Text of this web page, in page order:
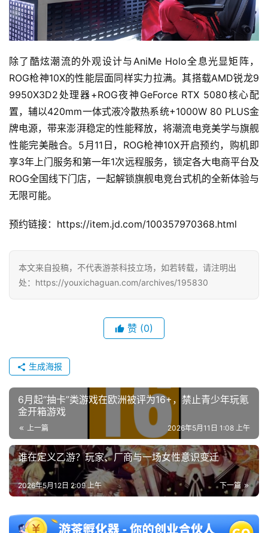
中
国
)
除了酷炫潮流的外观设计与AniMe Holo全息光显矩阵，
ROG枪神10X的性能层面同样实力拉满。其搭载AMD锐龙9
9950X3D2处理器+ROG夜神GeForce RTX 5080核心配
置，辅以420mm一体式液冷散热系统+1000W 80 PLUS金
牌电源，带来澎湃稳定的性能释放，将潮流电竞美学与旗舰
性能完美融合。5月11日，ROG枪神10X开启预约，购机即
享3年上门服务和第一年1次远程服务，锁定各大电商平台及
ROG全国线下门店，一起解锁旗舰电竞台式机的全新体验与
无限可能。
预约链接：https://item.jd.com/100357970368.html
本文来自投稿，不代表游茶科技立场，如若转载，请注明出
处：https://youxichaguan.com/archives/195830
赞 (0)
生成海报
6月起“抽卡”类游戏在欧洲被评为16+，禁止青少年玩氪
金开箱游戏
上一篇 2026年5月11日 1:08 上午
谁在定义乙游？玩家、厂商与一场女性意识变迁
下一篇
2026年5月12日 2:09 上午